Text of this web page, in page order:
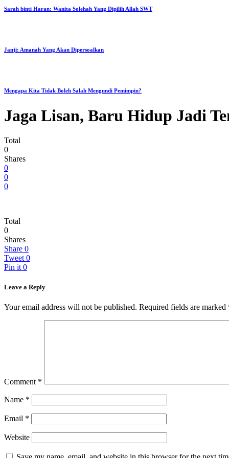
Sarah binti Haran: Wanita Solehah Yang Dipilih Allah SWT
Janji: Amanah Yang Akan Dipersoalkan
Mengapa Kita Tidak Boleh Salah Mengundi Pemimpin?
Jaga Lisan, Baru Hidup Jadi
Total
0
Shares
0
0
0
Total
0
Shares
Share 0
Tweet 0
Pin it 0
Leave a Reply
Your email address will not be published. Required fields are marked
Comment *
Name *
Email *
Website